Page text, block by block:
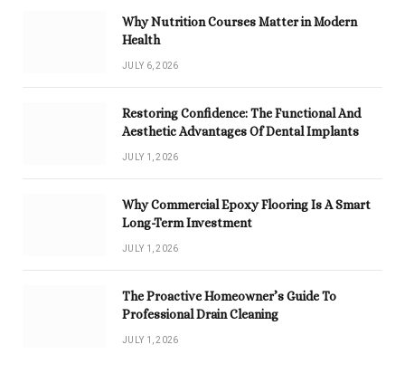
Why Nutrition Courses Matter in Modern
Health
JULY 6, 2026
Restoring Confidence: The Functional And
Aesthetic Advantages Of Dental Implants
JULY 1, 2026
Why Commercial Epoxy Flooring Is A Smart
Long-Term Investment
JULY 1, 2026
The Proactive Homeowner’s Guide To
Professional Drain Cleaning
JULY 1, 2026